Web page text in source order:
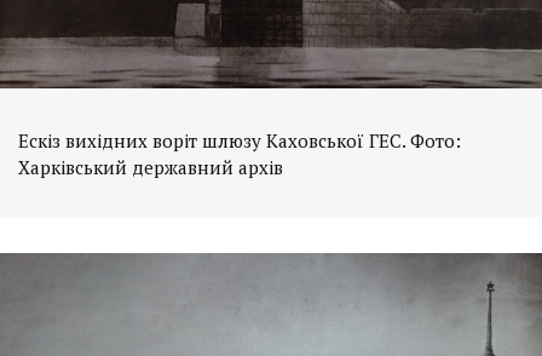
Ескіз вихідних воріт шлюзу Каховської ГЕС. Фото:
Харківський державний архів